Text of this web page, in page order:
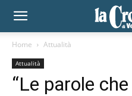
Home Attualità
Attualità
“Le parole